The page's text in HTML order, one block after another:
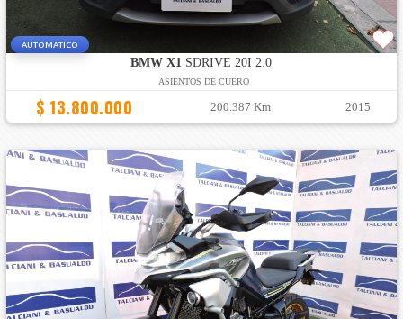
AUTOMATICO
BMW X1 SDRIVE 20I 2.0
ASIENTOS DE CUERO
$ 13.800.000 200.387 Km 2015